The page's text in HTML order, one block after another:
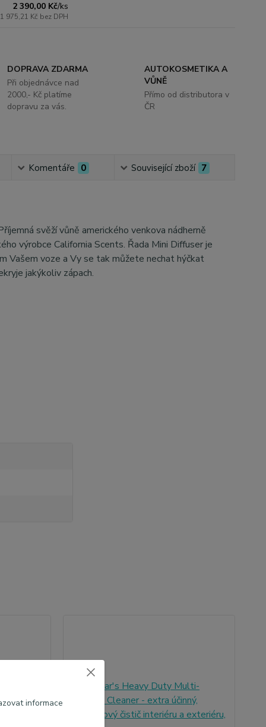
2 390,00 Kč/ks
1 975,21 Kč bez DPH
DOPRAVA ZDARMA
Při objednávce nad
2000,- Kč platíme
dopravu za vás.
AUTOKOSMETIKA A
VŮNĚ
Přímo od distributora v
ČR
Komentáře 0 Související zboží 7
svěží vůně amerického venkova nádherně
výrobce California Scents. Řada Mini Diffuser je
Vašem voze a Vy se tak můžete nechat hýčkat
jakýkoliv zápach.
informace